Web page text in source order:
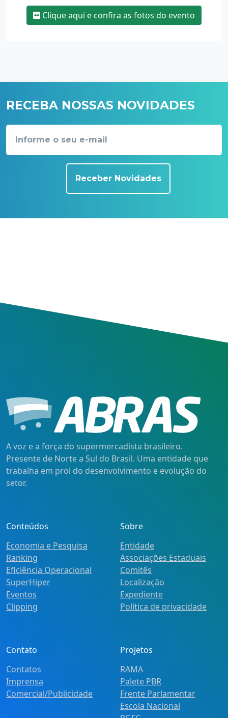
Clique aqui e confira as fotos do evento
RECEBA NOSSAS NOVIDADES
Receber Novidades
A voz e a força do supermercadista brasileiro.
Presente de Norte a Sul do Brasil. Uma entidade que
trabalha em prol do desenvolvimento e evolução do
setor.
Conteúdos
Economia e Pesquisa
Ranking
Eficiência Operacional
SuperHiper
Eventos
Clipping
Sobre
Entidade
Associações Estaduais
Comitês
Localização
Expediente
Política de privacidade
Contato
Contatos
Imprensa
Comercial/Publicidade
Projetos
RAMA
Palete PBR
Frente Parlamentar
Escola Nacional